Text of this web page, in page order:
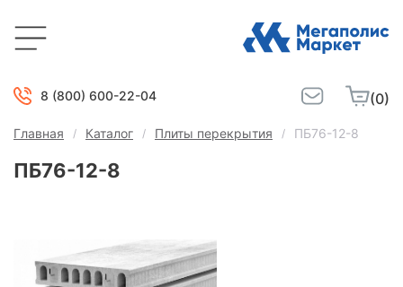
8 (800) 600-22-04 (0)
Главная Каталог Плиты перекрытия ПБ76-12-8
ПБ76-12-8